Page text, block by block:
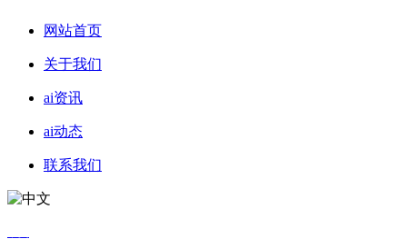
网站首页
关于我们
ai资讯
ai动态
联系我们